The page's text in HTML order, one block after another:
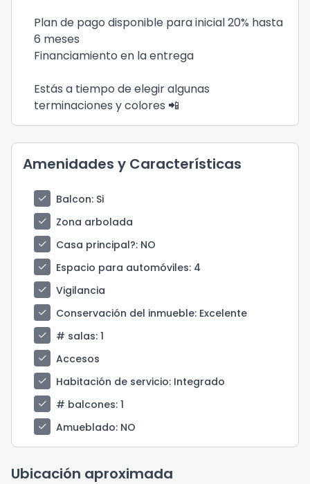
Plan de pago disponible para inicial 20% hasta
6 meses
Financiamiento en la entrega
Estás a tiempo de elegir algunas
terminaciones y colores 📲
Amenidades y Características
check Balcon: Si
check
Zona arbolada
check
Casa principal?: NO
check
Espacio para automóviles: 4
check
Vigilancia
check
Conservación del inmueble: Excelente
check
# salas: 1
check
Accesos
check
Habitación de servicio: Integrado
check
# balcones: 1
check
Amueblado: NO
Ubicación aproximada